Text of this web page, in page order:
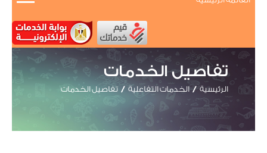
تفاصيل الخدمات
الرئيسية الخدمات التفاعلية تفاصيل الخدمات